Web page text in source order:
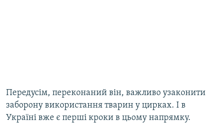
Передусім, переконаний він, важливо узаконити
заборону використання тварин у цирках. І в
Україні вже є перші кроки в цьому напрямку.